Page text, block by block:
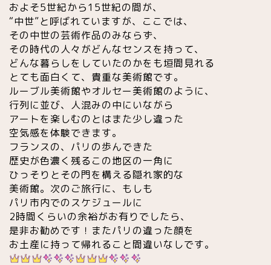
およそ5世紀から15世紀の間が、
“中世”と呼ばれていますが、ここでは、
その中世の芸術作品のみならず、
その時代の人々がどんなセンスを持って、
どんな暮らしをしていたのかをも垣間見れる
とても面白くて、貴重な美術館です。
ルーブル美術館やオルセー美術館のように、
行列に並び、人混みの中にいながら
アートを楽しむのとはまた少し違った
空気感を体験できます。
フランスの、パリの歩んできた
歴史が色濃く残るこの地区の一角に
ひっそりとその門を構える隠れ家的な
美術館。次のご旅行に、もしも
パリ市内でのスケジュールに
2時間くらいの余裕がお有りでしたら、
是非お勧めです！またパリの違った顔を
お土産に持って帰れること間違いなしです。